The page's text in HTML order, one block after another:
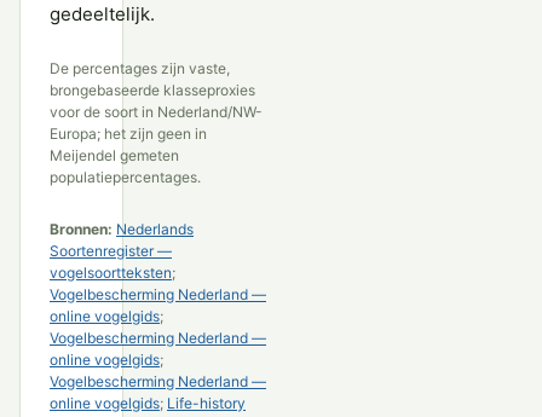
gedeeltelijk.
De percentages zijn vaste,
brongebaseerde klasseproxies
voor de soort in Nederland/NW-
Europa; het zijn geen in
Meijendel gemeten
populatiepercentages.
Bronnen: Nederlands
Soortenregister —
vogelsoortteksten;
Vogelbescherming Nederland —
online vogelgids;
Vogelbescherming Nederland —
online vogelgids;
Vogelbescherming Nederland —
online vogelgids; Life-history